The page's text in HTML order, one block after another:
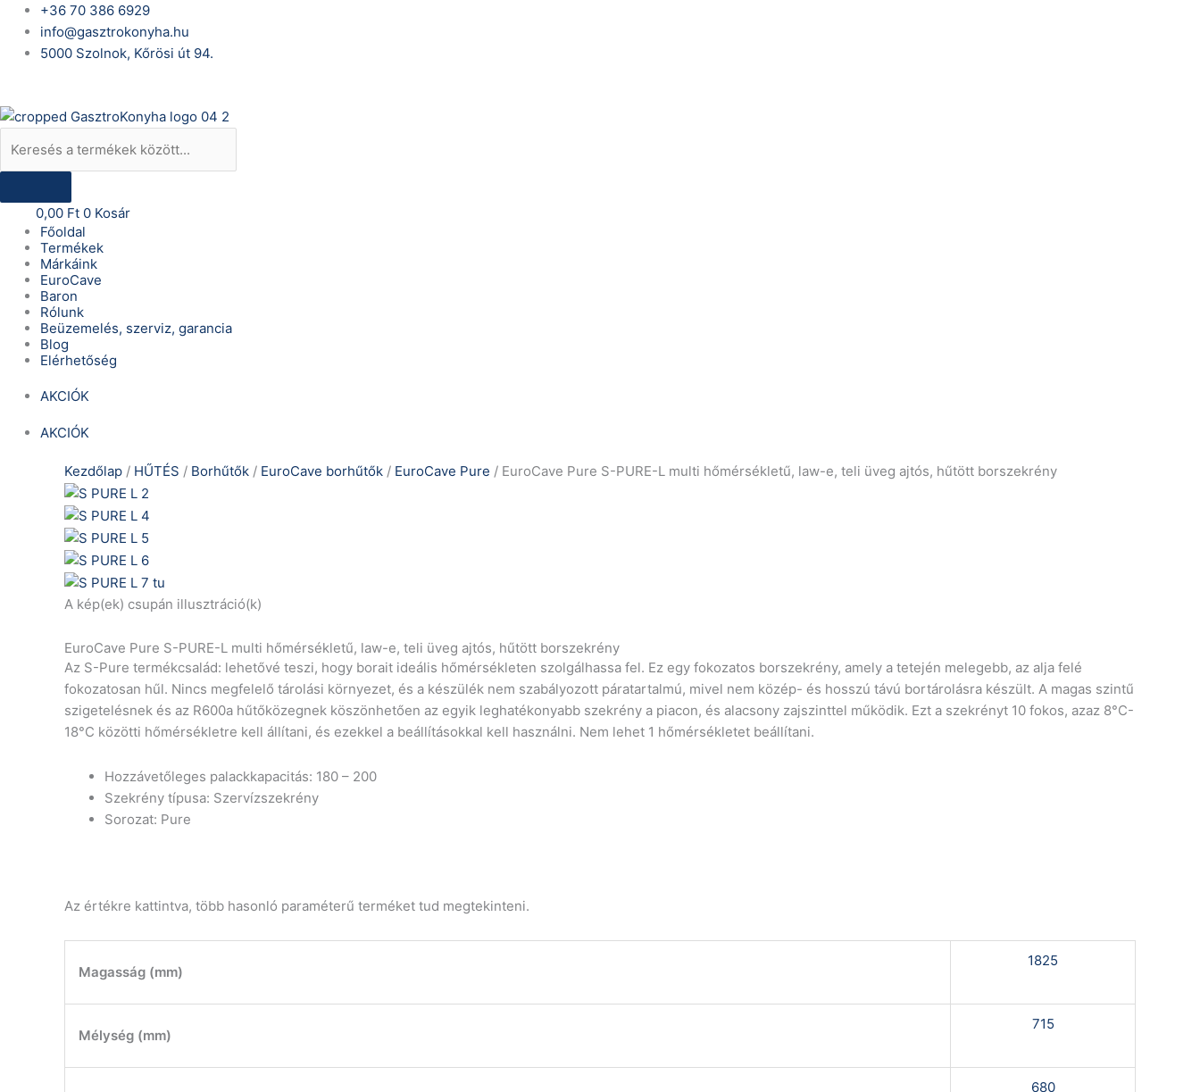
Skip
content
+36 70 386 6929
info@gasztrokonyha.hu
5000 Szolnok, Kőrösi út 94.
Products
search
0,00 Ft 0 Kosár
Főoldal
Termékek
Márkáink
EuroCave
Baron
Rólunk
Beüzemelés, szerviz, garancia
Blog
Elérhetőség
AKCIÓK
AKCIÓK
Kezdőlap / HŰTÉS / Borhűtők / EuroCave borhűtők / EuroCave Pure / EuroCave Pure S-PURE-L multi hőmérsékletű, law-e, teli üveg ajtós, hűtött borszekrény
A kép(ek) csupán illusztráció(k)
EuroCave Pure S-PURE-L multi hőmérsékletű, law-e, teli üveg ajtós, hűtött borszekrény
Az S-Pure termékcsalád: lehetővé teszi, hogy borait ideális hőmérsékleten szolgálhassa fel. Ez egy fokozatos borszekrény, amely a tetején melegebb, az alja felé
fokozatosan hűl. Nincs megfelelő tárolási környezet, és a készülék nem szabályozott páratartalmú, mivel nem közép- és hosszú távú bortárolásra készült. A magas szintű
szigetelésnek és az R600a hűtőközegnek köszönhetően az egyik leghatékonyabb szekrény a piacon, és alacsony zajszinttel működik. Ezt a szekrényt 10 fokos, azaz 8°C-
18°C közötti hőmérsékletre kell állítani, és ezekkel a beállításokkal kell használni. Nem lehet 1 hőmérsékletet beállítani.
Hozzávetőleges palackkapacitás: 180 – 200
Szekrény típusa: Szervízszekrény
Sorozat: Pure
Az értékre kattintva, több hasonló paraméterű terméket tud megtekinteni.
Magasság (mm)
1825
Mélység (mm)
715
680
EuroCave
Pure
S-
multi
law-
üveg
ajtós,
hűtött
borszekrény
mennyiség